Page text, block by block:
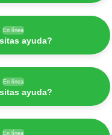
En línea
ayuda?
En línea
ayuda?
En línea